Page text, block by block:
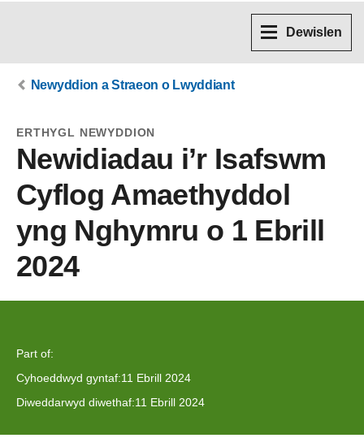
Dewislen
Newyddion a Straeon o Lwyddiant
ERTHYGL NEWYDDION
Newidiadau i’r Isafswm
Cyflog Amaethyddol
yng Nghymru o 1 Ebrill
2024
Part of:
Cyhoeddwyd gyntaf:11 Ebrill 2024
Diweddarwyd diwethaf:11 Ebrill 2024